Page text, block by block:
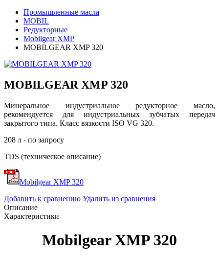
Промышленные масла
MOBIL
Редукторные
Mobilgear XMP
MOBILGEAR XMP 320
MOBILGEAR XMP 320
Минеральное индустриальное редукторное масло,
рекомендуется для индустриальных зубчатых передач
закрытого типа. Класс вязкости ISO VG 320.
208 л - по запросу
TDS (техническое описание)
Mobilgear XМP 320
Добавить к сравнению Удалить из сравнения
Описание
Характеристики
Mobilgear XМP 320